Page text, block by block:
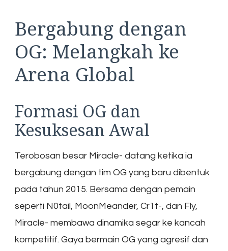
Bergabung dengan
OG: Melangkah ke
Arena Global
Formasi OG dan
Kesuksesan Awal
Terobosan besar Miracle- datang ketika ia
bergabung dengan tim OG yang baru dibentuk
pada tahun 2015. Bersama dengan pemain
seperti N0tail, MoonMeander, Cr1t-, dan Fly,
Miracle- membawa dinamika segar ke kancah
kompetitif. Gaya bermain OG yang agresif dan